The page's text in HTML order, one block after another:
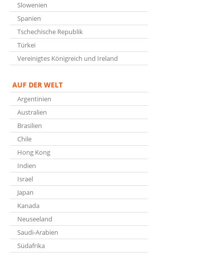
Slowenien
Spanien
Tschechische Republik
Türkei
Vereinigtes Königreich und Ireland
AUF DER WELT
Argentinien
Australien
Brasilien
Chile
Hong Kong
Indien
Israel
Japan
Kanada
Neuseeland
Saudi-Arabien
Südafrika